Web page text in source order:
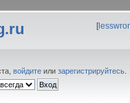
[
войдите или зарегистрируйтесь